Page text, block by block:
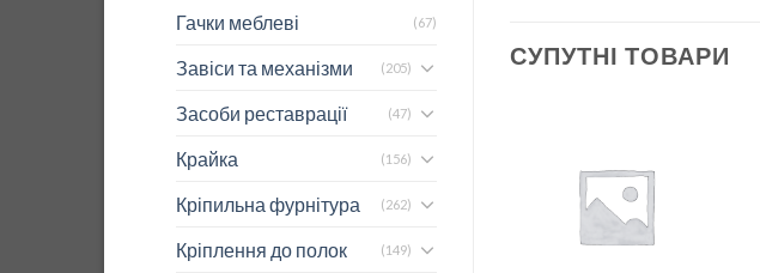
Гачки меблеві (67)
Завіси та механізми (205)
Засоби реставрації (47)
Крайка (156)
Кріпильна фурнітура (262)
Кріплення до полок (149)
СУПУТНІ ТОВАРИ